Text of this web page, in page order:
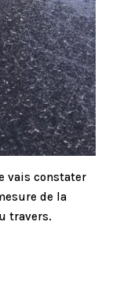
vais constater
de la
travers.